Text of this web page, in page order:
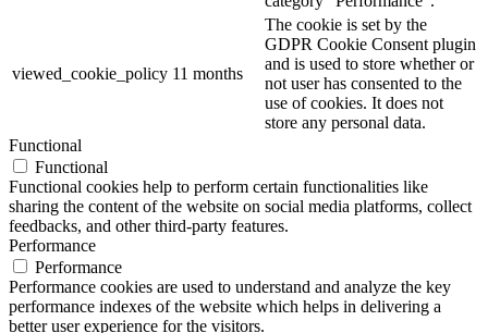
viewed_cookie_policy 11 months
The cookie is set by the
GDPR Cookie Consent plugin
and is used to store whether or
not user has consented to the
use of cookies. It does not
store any personal data.
Functional
Functional
Functional cookies help to perform certain functionalities like
sharing the content of the website on social media platforms, collect
feedbacks, and other third-party features.
Performance
Performance
Performance cookies are used to understand and analyze the key
performance indexes of the website which helps in delivering a
better user experience for the visitors.